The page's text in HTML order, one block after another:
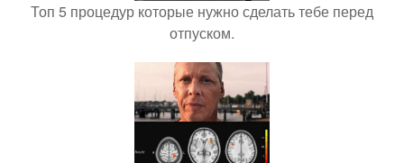
Топ 5 процедур которые нужно сделать тебе перед
отпуском.